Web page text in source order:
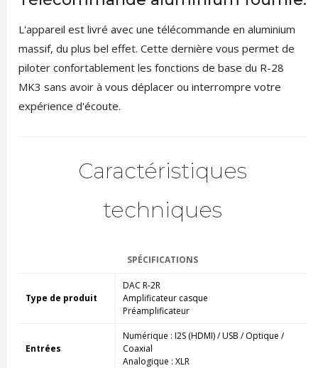
L'appareil est livré avec une télécommande en aluminium
massif, du plus bel effet. Cette dernière vous permet de
piloter confortablement les fonctions de base du R-28
MK3 sans avoir à vous déplacer ou interrompre votre
expérience d'écoute.
Caractéristiques
techniques
SPÉCIFICATIONS
Type de produit
DAC R-2R
Amplificateur casque
Préamplificateur
Entrées
Numérique : I2S (HDMI) / USB / Optique /
Coaxial
Analogique : XLR